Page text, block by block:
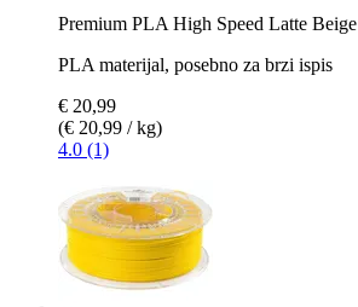
Premium PLA High Speed Latte Beige
PLA materijal, posebno za brzi ispis
€ 20,99
(€ 20,99 / kg)
4.0 (1)